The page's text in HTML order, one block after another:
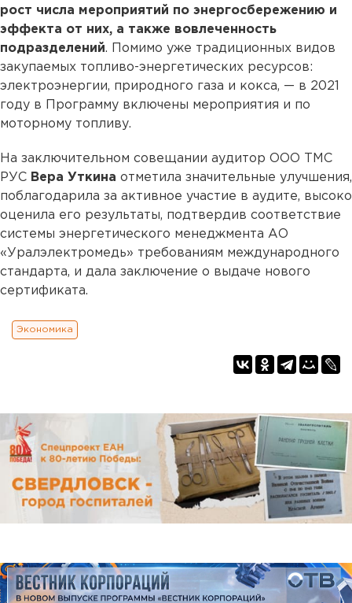
рост числа мероприятий по энергосбережению и
эффекта от них, а также вовлеченность
подразделений. Помимо уже традиционных видов
закупаемых топливо-энергетических ресурсов:
электроэнергии, природного газа и кокса, — в 2021
году в Программу включены мероприятия и по
моторному топливу.
На заключительном совещании аудитор ООО ТМС
РУС Вера Уткина отметила значительные улучшения,
поблагодарила за активное участие в аудите, высоко
оценила его результаты, подтвердив соответствие
системы энергетического менеджмента АО
«Уралэлектромедь» требованиям международного
стандарта, и дала заключение о выдаче нового
сертификата.
Экономика